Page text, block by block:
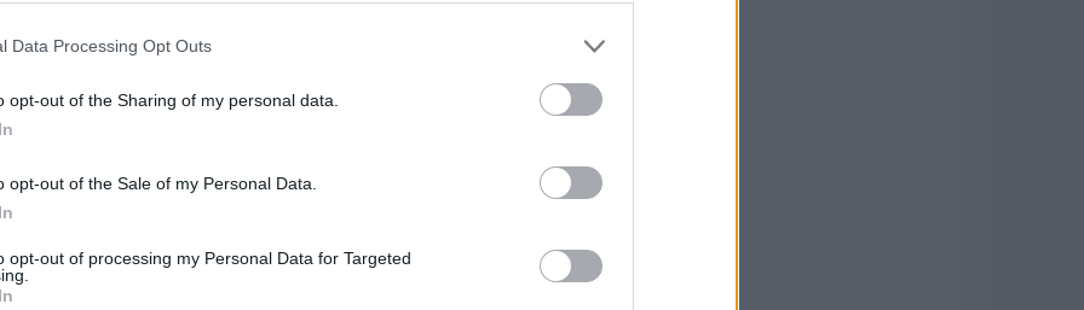
Data Processing Opt Outs
opt-out of the Sharing of my personal data.
opt-out of the Sale of my Personal Data.
opt-out of processing my Personal Data for Targeted